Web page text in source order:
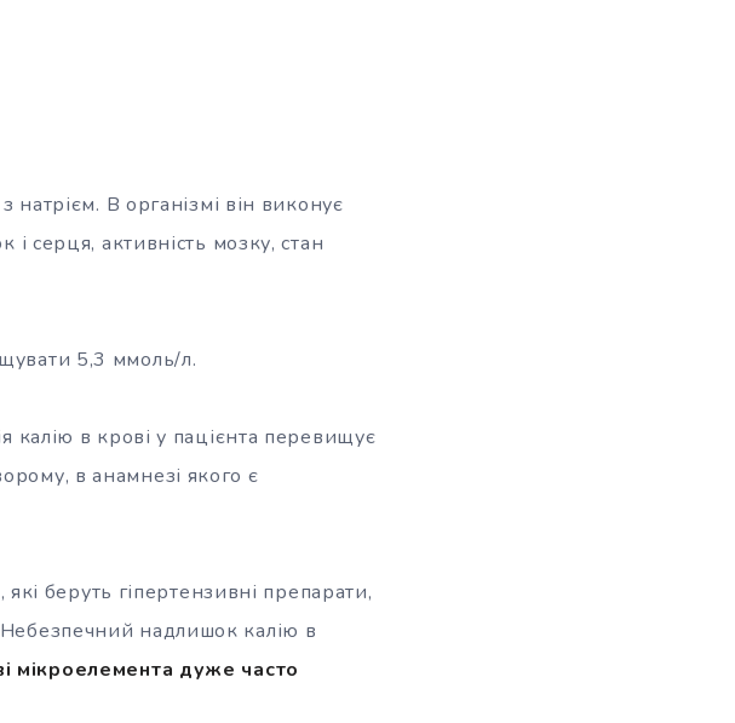
натрієм. В організмі він виконує
серця, активність мозку, стан
5,3 ммоль/л.
калію в крові у пацієнта перевищує
в анамнезі якого є
які беруть гіпертензивні препарати,
надлишок калію в
мікроелемента дуже часто